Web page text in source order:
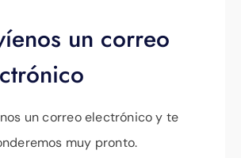
un correo
un correo electrónico y te
muy pronto.